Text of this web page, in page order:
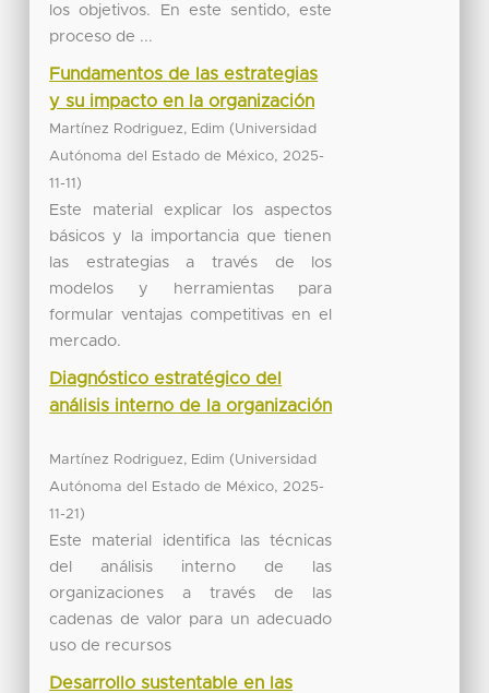
los objetivos. En este sentido, este
proceso de ...
Fundamentos de las estrategias
y su impacto en la organización
Martínez Rodriguez, Edim (Universidad
Autónoma del Estado de México, 2025-
11-11 )
Este material explicar los aspectos
básicos y la importancia que tienen
las estrategias a través de los
modelos y herramientas para
formular ventajas competitivas en el
mercado.
Diagnóstico estratégico del
análisis interno de la organización
Martínez Rodriguez, Edim (Universidad
Autónoma del Estado de México, 2025-
11-21 )
Este material identifica las técnicas
del análisis interno de las
organizaciones a través de las
cadenas de valor para un adecuado
uso de recursos
Desarrollo sustentable en las